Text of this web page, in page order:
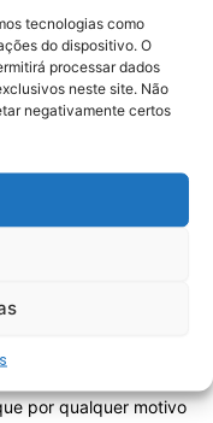
tecnologias como
do dispositivo. O
processar dados
neste site. Não
negativamente certos
Regional do Trabalho
Assim, todos os
concursos de
por qualquer motivo